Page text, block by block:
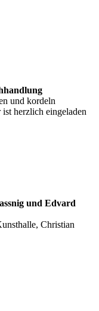
und kordeln
ist herzlich eingeladen
und Edvard
Christian